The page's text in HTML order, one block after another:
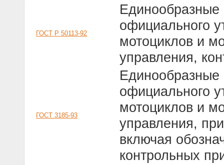
ГОСТ Р 50113-92
официального
мотоциклов и
управления,
ГОСТ 3185-93
официального
мотоциклов и
управления,
включая
контрольных